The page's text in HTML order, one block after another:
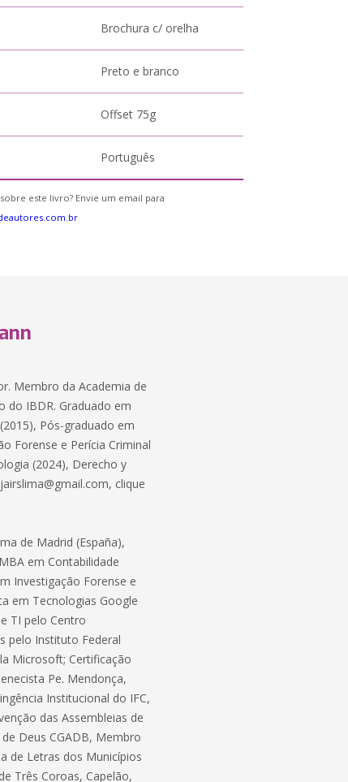
Brochura c/ orelha
Preto e branco
Offset 75g
Português
este livro? Envie um email para
Membro da Academia de
do IBDR. Graduado em
Pós-graduado em
Forense e Perícia Criminal
(2024), Derecho y
clique
de Madrid (España),
em Contabilidade
Investigação Forense e
em Tecnologias Google
TI pelo Centro
pelo Instituto Federal
Microsoft; Certificação
Pe. Mendonça,
Institucional do IFC,
das Assembleias de
Deus CGADB, Membro
de Letras dos Municípios
Três Coroas, Capelão,